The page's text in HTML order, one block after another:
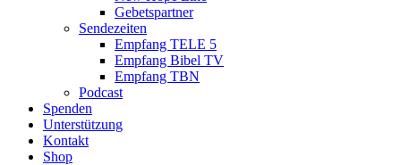
Gebetspartner
Sendezeiten
Empfang TELE 5
Empfang Bibel TV
Empfang TBN
Podcast
Spenden
Unterstützung
Kontakt
Shop